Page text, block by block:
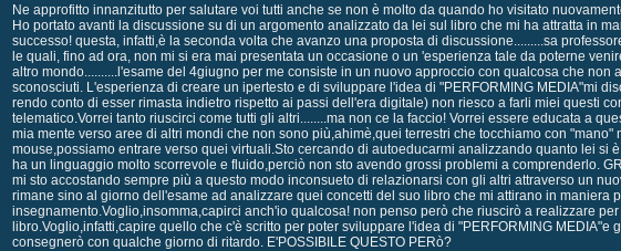
Ne approfitto innanzitutto per salutare voi tutti anche se non è molto da quando ho visitato
Ho portato avanti la discussione su di un argomento analizzato da lei sul libro che mi ha attratta in
successo! questa, infatti,è la seconda volta che avanzo una proposta di discussione.........sa
le quali, fino ad ora, non mi si era mai presentata un occasione o un 'esperienza tale da poterne
altro mondo..........l'esame del 4giugno per me consiste in un nuovo approccio con qualcosa che
sconosciuti. L'esperienza di creare un ipertesto e di sviluppare l'idea di "PERFORMING MEDIA"mi
rendo conto di esser rimasta indietro rispetto ai passi dell'era digitale) non riesco a farli miei questi
telematico.Vorrei tanto riuscirci come tutti gli altri........ma non ce la faccio! Vorrei essere educata a
mia mente verso aree di altri mondi che non sono più,ahimè,quei terrestri che tocchiamo con "mano"
mouse,possiamo entrare verso quei virtuali.Sto cercando di autoeducarmi analizzando quanto lei si
ha un linguaggio molto scorrevole e fluido,perciò non sto avendo grossi problemi a comprenderlo.
mi sto accostando sempre più a questo modo inconsueto di relazionarsi con gli altri attraverso un
rimane sino al giorno dell'esame ad analizzare quei concetti del suo libro che mi attirano in
insegnamento.Voglio,insomma,capirci anch'io qualcosa! non penso però che riuscirò a realizzare
libro.Voglio,infatti,capire quello che c'è scritto per poter sviluppare l'idea di "PERFORMING
consegnerò con qualche giorno di ritardo. E'POSSIBILE QUESTO PERò?